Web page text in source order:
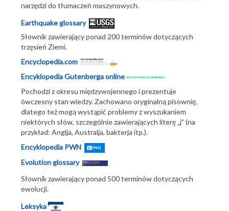
narzędzi do tłumaczeń maszynowych.
Earthquake glossary
Słownik zawierający ponad 200 terminów dotyczących
trzęsień Ziemi.
Encyclopedia.com
Encyklopedia Gutenberga online
Pochodzi z okresu międzywojennego i prezentuje
ówczesny stan wiedzy. Zachowano oryginalną pisownię,
dlatego też mogą wystąpić problemy z wyszukaniem
niektórych słów, szczególnie zawierających literę „j” (na
przykład: Anglja, Australja, bakterja itp.).
Encyklopedia PWN
Evolution glossary
Słownik zawierający ponad 500 terminów dotyczących
ewolucji.
Leksyka